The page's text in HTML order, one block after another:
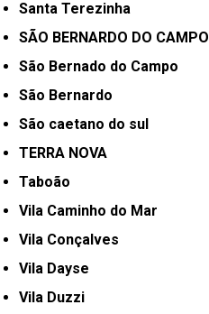
Santa Terezinha
SÃO BERNARDO DO CAMPO
São Bernado do Campo
São Bernardo
São caetano do sul
TERRA NOVA
Taboão
Vila Caminho do Mar
Vila Conçalves
Vila Dayse
Vila Duzzi